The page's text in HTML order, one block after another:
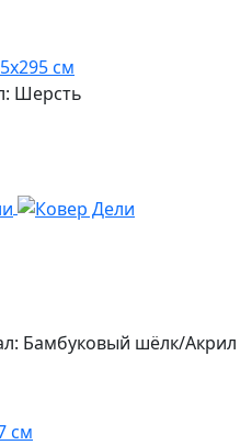
см
Шерсть
Бамбуковый шёлк/Акрил